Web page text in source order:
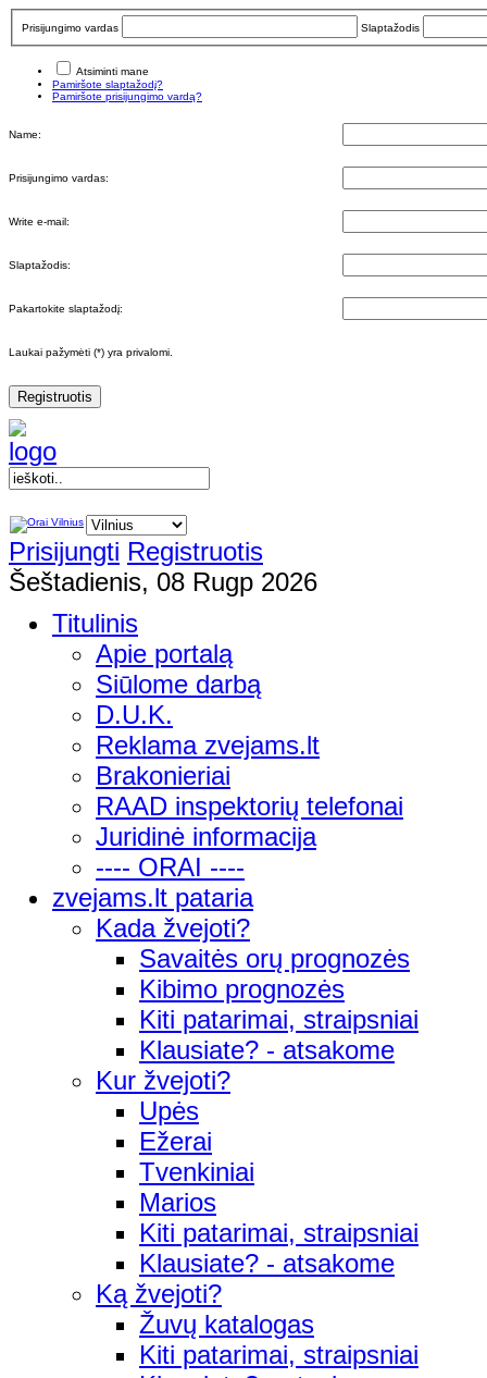
Prisijungimo vardas Slaptažodis
Atsiminti mane
Pamiršote slaptažodį?
Pamiršote prisijungimo vardą?
Name:
Prisijungimo vardas:
Write e-mail:
Slaptažodis:
Pakartokite slaptažodį:
Laukai pažymėti (*) yra privalomi.
Registruotis
Prisijungti Registruotis
Šeštadienis, 08 Rugp 2026
Titulinis
Apie portalą
Siūlome darbą
D.U.K.
Reklama zvejams.lt
Brakonieriai
RAAD inspektorių telefonai
Juridinė informacija
---- ORAI ----
zvejams.lt pataria
Kada žvejoti?
Savaitės orų prognozės
Kibimo prognozės
Kiti patarimai, straipsniai
Klausiate? - atsakome
Kur žvejoti?
Upės
Ežerai
Tvenkiniai
Marios
Kiti patarimai, straipsniai
Klausiate? - atsakome
Ką žvejoti?
Žuvų katalogas
Kiti patarimai, straipsniai